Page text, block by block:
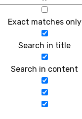
Exact matches only
Search in title
Search in content